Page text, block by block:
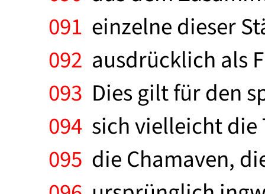
091 einzelne dieser
092 ausdrücklich als
093 Dies gilt für den
094 sich vielleicht die
095 die Chamaven,